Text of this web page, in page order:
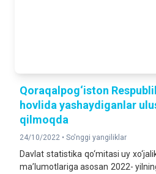
YO‘LOVCHI
105,1 %
2025- yilning yanvar-iyun
CHAKANA TOVAR
128,8 %
2025- yilning yanvar-iyun
Qoraqalpog‘iston
hovlida yashaydiganlar
qilmoqda
24/10/2022 • So'nggi yangiliklar
Davlat statistika qo‘mitasi uy
ma’lumotlariga asosan 2022-